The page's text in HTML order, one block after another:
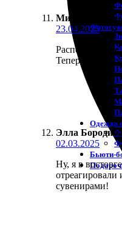
Одежда
Бьюти-
Мишель
23.04.2025
Теперь
Элла
02.03.2025
Ну, я в
сувенирами!